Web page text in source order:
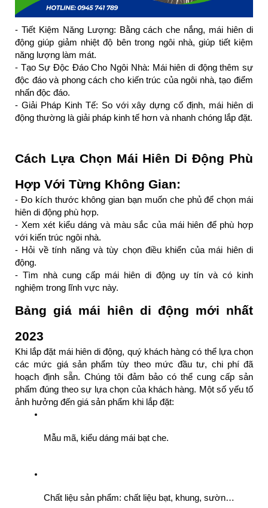
- Tiết Kiệm Năng Lượng: Bằng cách che nắng, mái hiên di
động giúp giảm nhiệt độ bên trong ngôi nhà, giúp tiết kiệm
năng lượng làm mát.
- Tạo Sự Độc Đáo Cho Ngôi Nhà: Mái hiên di động thêm sự
độc đáo và phong cách cho kiến trúc của ngôi nhà, tạo điểm
nhấn độc đáo.
- Giải Pháp Kinh Tế: So với xây dựng cố định, mái hiên di
động thường là giải pháp kinh tế hơn và nhanh chóng lắp đặt.
Cách Lựa Chọn Mái Hiên Di Động Phù
Hợp Với Từng Không Gian:
- Đo kích thước không gian bạn muốn che phủ để chọn mái
hiên di động phù hợp.
- Xem xét kiểu dáng và màu sắc của mái hiên để phù hợp
với kiến trúc ngôi nhà.
- Hỏi về tính năng và tùy chọn điều khiển của mái hiên di
động.
- Tìm nhà cung cấp mái hiên di động uy tín và có kinh
nghiệm trong lĩnh vực này.
Bảng giá mái hiên di động mới nhất
2023
Khi lắp đặt mái hiên di động, quý khách hàng có thể lựa chọn
các mức giá sản phẩm tùy theo mức đầu tư, chi phí đã
hoạch định sẵn. Chúng tôi đảm bảo có thể cung cấp sản
phẩm đúng theo sự lựa chọn của khách hàng. Một số yếu tố
ảnh hưởng đến giá sản phẩm khi lắp đặt:
Mẫu mã, kiểu dáng mái bạt che.
Chất liệu sản phẩm: chất liệu bạt, khung, sườn…